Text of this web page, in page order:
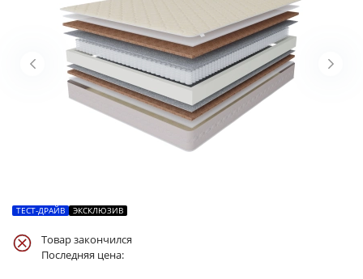
ТЕСТ-ДРАЙВ ЭКСКЛЮЗИВ
Товар закончился
Последняя цена: